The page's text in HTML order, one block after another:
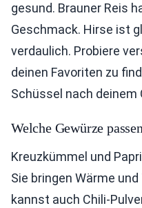
gesund. Brauner Reis
Geschmack. Hirse ist
verdaulich. Probiere
deinen Favoriten zu
Schüssel nach
Welche Gewürze
Kreuzkümmel und
Sie bringen Wärme
kannst auch Chili-